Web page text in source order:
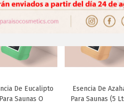
Favorito
De Eucalipto
Para Saunas O
Favorito
Esencia De
Para Saunas (5